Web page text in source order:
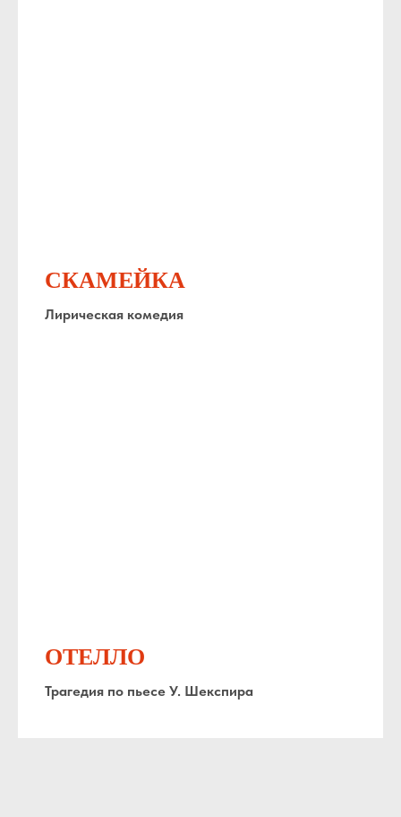
СКАМЕЙКА
Лирическая комедия
ОТЕЛЛО
Трагедия по пьесе У. Шекспира